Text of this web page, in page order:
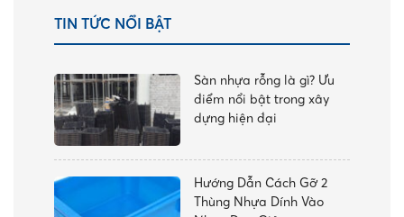
TIN TỨC NỔI BẬT
Sàn nhựa rỗng là gì? Ưu
điểm nổi bật trong xây
dựng hiện đại
Hướng Dẫn Cách Gỡ 2
Thùng Nhựa Dính Vào